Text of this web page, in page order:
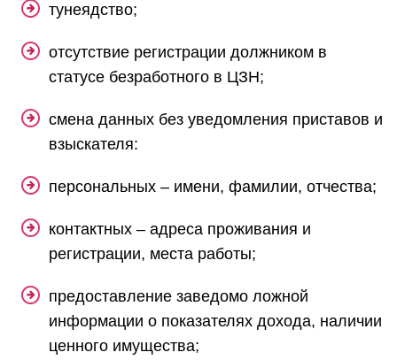
тунеядство;
отсутствие регистрации должником в
статусе безработного в ЦЗН;
смена данных без уведомления приставов и
взыскателя:
персональных – имени, фамилии, отчества;
контактных – адреса проживания и
регистрации, места работы;
предоставление заведомо ложной
информации о показателях дохода, наличии
ценного имущества;